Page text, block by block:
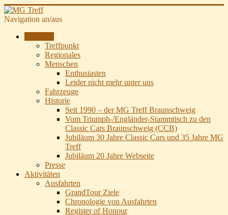
Navigation an/aus
Treffpunkt
Regionales
Menschen
Enthusiasten
Leider nicht mehr unter uns
Fahrzeuge
Historie
Seit 1990 – der MG Treff Braunschweig
Vom Triumph-/Engländer-Stammtisch zu den
Classic Cars Braunschweig (CCB)
Jubiläum 30 Jahre Classic Cars und 35 Jahre MG
Treff
Jubiläum 20 Jahre Webseite
Presse
Aktivitäten
Ausfahrten
GrandTour Ziele
Chronologie von Ausfahrten
Register of Honour